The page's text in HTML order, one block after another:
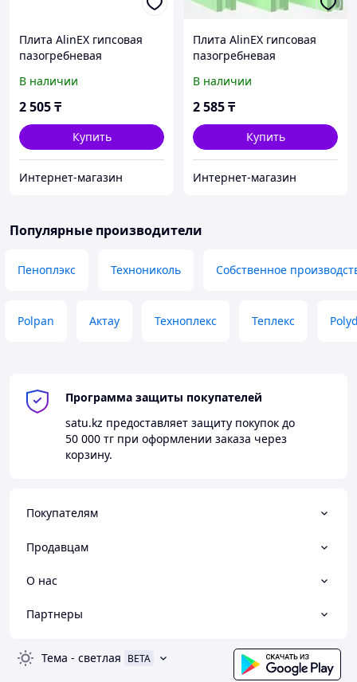
Плита AlinEX гипсовая
пазогребневая
667*500*80мм
влагостойкая
В наличии
2 505₸
Купить
Интернет-магазин
Плита AlinEX гипсовая
пазогребневая
667*500*80мм
влагостойкая
В наличии
2 585₸
Купить
Интернет-магазин
Популярные производители
Пеноплэкс Технониколь Собственное
Polpan Актау Техноплекс Теплекс
Программа защиты покупателей
satu.kz предоставляет защиту покупок до
50 000 тг при оформлении заказа через
корзину.
Покупателям
Продавцам
О нас
Партнеры
Тема - светлая BETA